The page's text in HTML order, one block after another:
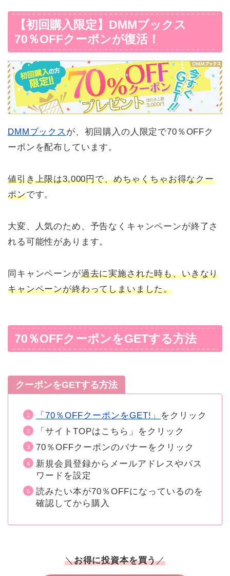
【初回購入限定】DMMブックス
70％OFFクーポンが復活！
DMMブックス が、初回購入の人限定で70％OFFク
ーポンを配布しています。
値引き上限は3,000円で、めちゃくちゃお得なクー
ポンです。
大変、人気のため、予告なくキャンペーンが終了さ
れる可能性があります。
同キャンペーンが過去に実施された時も、いきなり
キャンペーンが終わってしまいました。
70％OFFクーポンをGETする方法
クーポンをGETする方法
「70％OFFクーポンをGET!」
をクリック
「サイトTOPはこちら」をクリック
70％OFFクーポンのバナーをクリック
新規会員登録からメールアドレスやパス
ワードを設定
読みたい本が70％OFFになっているのを
確認してから購入
＼お得に投資本を買う／